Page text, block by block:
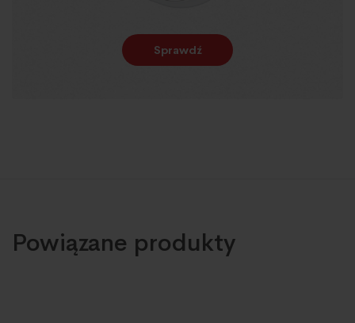
Sprawdź
Powiązane produkty